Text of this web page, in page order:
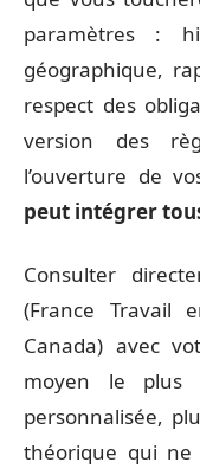
paramètres :
géographique,
respect des
version des
l’ouverture de
peut intégrer
Consulter
(France Travail
Canada) avec
moyen le plus
personnalisée,
théorique qui